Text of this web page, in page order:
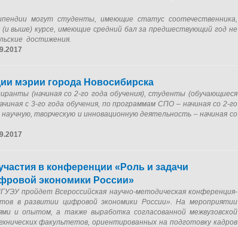
могут студенты, имеющие статус соотечественника,
выше) курсе, имеющие средний бал за предшествующий год не
достижения.
мэрии города Новосибирска
(начиная со 2-го года обучения), студенты (обучающиеся
с 3-го года обучения, по программам СПО – начиная со 2-го
творческую и инновационную деятельность – начиная со
в конференции «Роль и задачи
экономики России»
пройдет Всероссийская научно-методическая конференция-
в развитии цифровой экономики России». На мероприятии
и опытом, а также выработка согласованной межвузовской
факультетов, ориентированных на подготовку кадров